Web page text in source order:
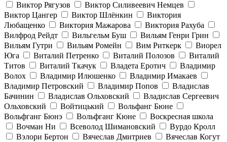
Виктор Рягузов
Виктор Силивеевич Немцев
Виктор Цангер
Виктор Шлёнкин
Виктория
Любащенко
Виктория Мажарова
Виктория Рахуба
Вилфрод Рейдт
Вильгельм Буш
Вильям Генри Грин
Вильям Гутри
Вильям Ромейн Вим Риткерк
Виорел
Юга
Виталий Петренко Виталий Полозов
Виталий
Титов
Виталий Ткачук Владета Еротич
Владимир
Волох
Владимир Илюшенко
Владимир Имакаев
Владимир Петровский
Владимир Попов
Владислав
Бачинин
Владислав Ольховский
Владислав Сергеевич
Ольховский
Войтицький
Вольфанг Бюне
Вольфганг Бюнэ
Вольфганг Кюне
Воскресная школа
Вочман Ни
Всеволод Шимановский
Вурдо Кролл
Вэлори Бертон
Вячеслав Дмитриев
Вячеслав Когут